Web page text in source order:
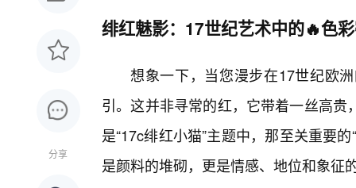
分享
绯红魅影：17世纪艺术中的🔥色
想象一下，当您漫步在17世纪欧
引。这并非寻常的红，它带着一丝高
是“17c绯红小猫”主题中，那至关重要
是颜料的堆砌，更是情感、地位和象征